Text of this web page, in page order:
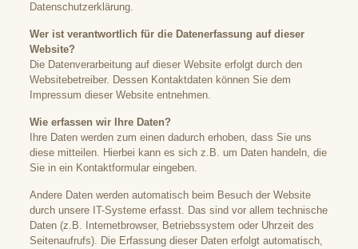
Datenschutzerklärung.
Wer ist verantwortlich für die Datenerfassung auf dieser
Website?
Die Datenverarbeitung auf dieser Website erfolgt durch den
Websitebetreiber. Dessen Kontaktdaten können Sie dem
Impressum dieser Website entnehmen.
Wie erfassen wir Ihre Daten?
Ihre Daten werden zum einen dadurch erhoben, dass Sie uns
diese mitteilen. Hierbei kann es sich z.B. um Daten handeln, die
Sie in ein Kontaktformular eingeben.
Andere Daten werden automatisch beim Besuch der Website
durch unsere IT-Systeme erfasst. Das sind vor allem technische
Daten (z.B. Internetbrowser, Betriebssystem oder Uhrzeit des
Seitenaufrufs). Die Erfassung dieser Daten erfolgt automatisch,